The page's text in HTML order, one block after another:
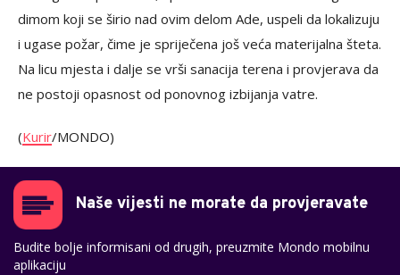
dimom koji se širio nad ovim delom Ade, uspeli da lokalizuju
i ugase požar, čime je spriječena još veća materijalna šteta.
Na licu mjesta i dalje se vrši sanacija terena i provjerava da
ne postoji opasnost od ponovnog izbijanja vatre.
(Kurir/MONDO)
Naše vijesti ne morate da provjeravate
Budite bolje informisani od drugih, preuzmite Mondo mobilnu
aplikaciju